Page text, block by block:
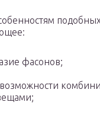
фасонов;